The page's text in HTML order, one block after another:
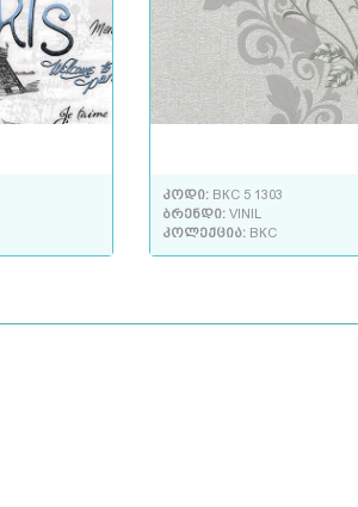
კოდი: ВКС 5 1303
ბრენდი: VINIL
კოლექცია: ВКС